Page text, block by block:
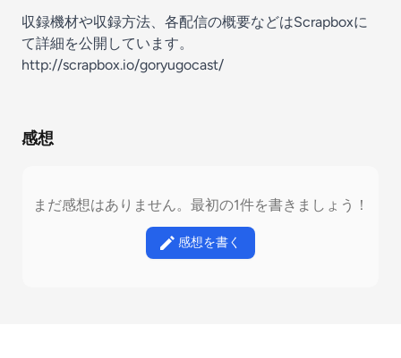
収録機材や収録方法、各配信の概要などはScrapboxに
て詳細を公開しています。
http://scrapbox.io/goryugocast/
感想
まだ感想はありません。最初の1件を書きましょう！
感想を書く